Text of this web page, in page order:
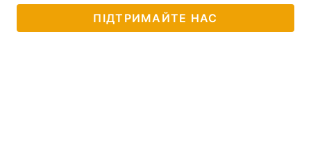
ПІДТРИМАЙТЕ НАС